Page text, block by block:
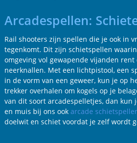
Arcadespellen:
Rail shooters zijn spellen die je ook in
tegenkomt. Dit zijn schietspellen
omgeving vol gewapende vijanden
neerknallen. Met een lichtpistool, een
in de vorm van een geweer, kun je op
trekker overhalen om kogels op je
van dit soort arcadespelletjes, dan kun
en muis bij ons ook arcade
doelwit en schiet voordat je zelf wordt